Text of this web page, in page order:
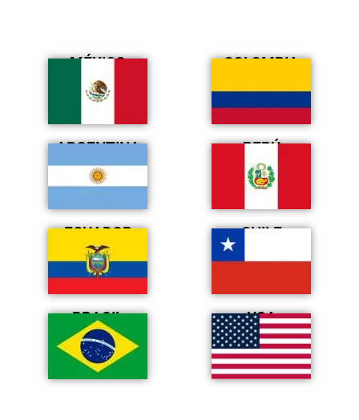
MÉXICO COLOMBIA
ARGENTINA PERÚ
ECUADOR CHILE
BRASIL USA